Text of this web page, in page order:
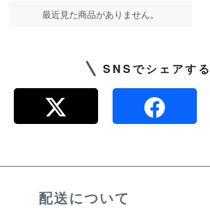
最近見た商品がありません。
SNSでシェアする
配送について